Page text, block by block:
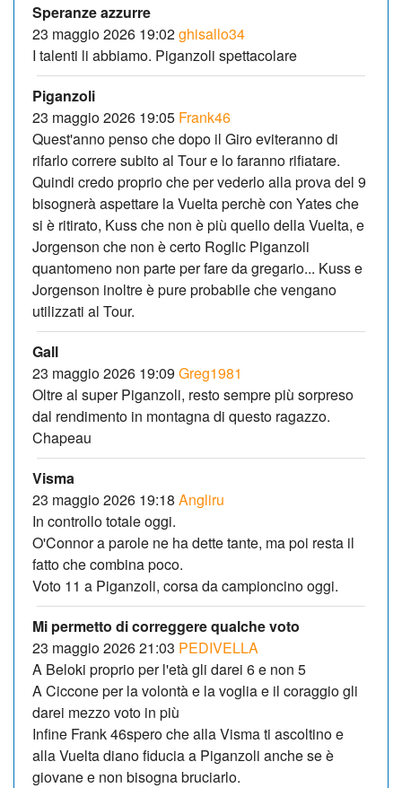
Speranze azzurre
23 maggio 2026 19:02ghisallo34
I talenti li abbiamo. Piganzoli spettacolare
Piganzoli
23 maggio 2026 19:05 Frank46
Quest'anno penso che dopo il Giro eviteranno di
rifarlo correre subito al Tour e lo faranno rifiatare.
Quindi credo proprio che per vederlo alla prova del 9
bisognerà aspettare la Vuelta perchè con Yates che
si è ritirato, Kuss che non è più quello della Vuelta, e
Jorgenson che non è certo Roglic Piganzoli
quantomeno non parte per fare da gregario... Kuss e
Jorgenson inoltre è pure probabile che vengano
utilizzati al Tour.
Gall
23 maggio 2026 19:09 Greg1981
Oltre al super Piganzoli, resto sempre più sorpreso
dal rendimento in montagna di questo ragazzo.
Chapeau
Visma
23 maggio 2026 19:18 Angliru
In controllo totale oggi.
O'Connor a parole ne ha dette tante, ma poi resta il
fatto che combina poco.
Voto 11 a Piganzoli, corsa da campioncino oggi.
Mi permetto di correggere qualche voto
23 maggio 2026 21:03 PEDIVELLA
A Beloki proprio per l'età gli darei 6 e non 5
A Ciccone per la volontà e la voglia e il coraggio gli
darei mezzo voto in più
Infine Frank 46spero che alla Visma ti ascoltino e
alla Vuelta diano fiducia a Piganzoli anche se è
giovane e non bisogna bruciarlo.